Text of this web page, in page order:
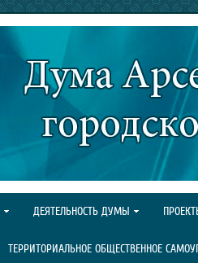
ДЕЯТЕЛЬНОСТЬ ДУМЫ
ТЕРРИТОРИАЛЬНОЕ ОБЩЕСТВЕННОЕ